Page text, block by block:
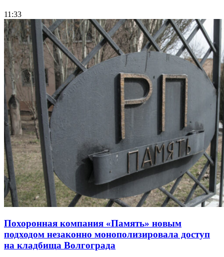
11:33
Похоронная компания «Память» новым
подходом незаконно монополизировала доступ
на кладбища Волгограда